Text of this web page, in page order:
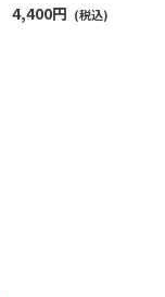
ブン トランクス 【M/L】
4,400円 (税込)